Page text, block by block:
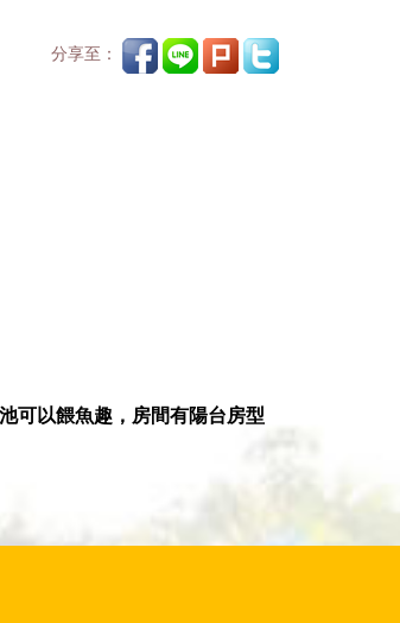
分享至：
可以餵魚趣，房間有陽台房型